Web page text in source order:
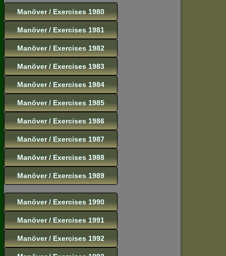
Manöver / Exercises 1980
Manöver / Exercises 1981
Manöver / Exercises 1982
Manöver / Exercises 1983
Manöver / Exercises 1984
Manöver / Exercises 1985
Manöver / Exercises 1986
Manöver / Exercises 1987
Manöver / Exercises 1988
Manöver / Exercises 1989
Manöver / Exercises 1990
Manöver / Exercises 1991
Manöver / Exercises 1992